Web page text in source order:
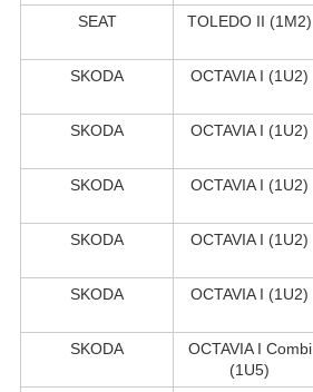
SEAT
TOLEDO II (1M2)
SKODA
OCTAVIA I (1U2)
SKODA
OCTAVIA I (1U2)
SKODA
OCTAVIA I (1U2)
SKODA
OCTAVIA I (1U2)
SKODA
OCTAVIA I (1U2)
SKODA
OCTAVIA I Combi
(1U5)